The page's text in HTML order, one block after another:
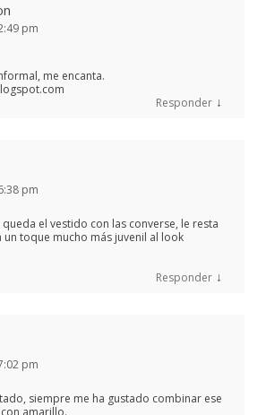
pm
me encanta.
Responder ↓
pm
el vestido con las converse, le resta
toque mucho más juvenil al look
Responder ↓
pm
siempre me ha gustado combinar ese